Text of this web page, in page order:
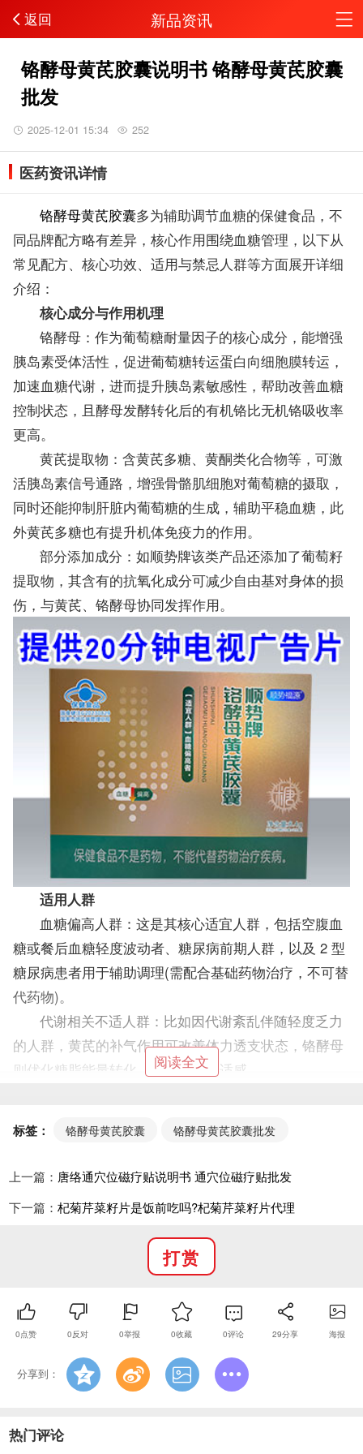
返回 新品资讯
铬酵母黄芪胶囊说明书 铬酵母黄芪胶囊
批发
2025-12-01 15:34 252
医药资讯详情
铬酵母黄芪胶囊多为辅助调节血糖的保健食品，不
同品牌配方略有差异，核心作用围绕血糖管理，以下从
常见配方、核心功效、适用与禁忌人群等方面展开详细
介绍：
核心成分与作用机理
铬酵母：作为葡萄糖耐量因子的核心成分，能增强
胰岛素受体活性，促进葡萄糖转运蛋白向细胞膜转运，
加速血糖代谢，进而提升胰岛素敏感性，帮助改善血糖
控制状态，且酵母发酵转化后的有机铬比无机铬吸收率
更高。
黄芪提取物：含黄芪多糖、黄酮类化合物等，可激
活胰岛素信号通路，增强骨骼肌细胞对葡萄糖的摄取，
同时还能抑制肝脏内葡萄糖的生成，辅助平稳血糖，此
外黄芪多糖也有提升机体免疫力的作用。
部分添加成分：如顺势牌该类产品还添加了葡萄籽
提取物，其含有的抗氧化成分可减少自由基对身体的损
伤，与黄芪、铬酵母协同发挥作用。
适用人群
血糖偏高人群：这是其核心适宜人群，包括空腹血
糖或餐后血糖轻度波动者、糖尿病前期人群，以及 2 型
糖尿病患者用于辅助调理(需配合基础药物治疗，不可替
代药物)。
代谢相关不适人群：比如因代谢紊乱伴随轻度乏力
的人群，黄芪的补气作用可改善体力透支状态，铬酵母
则优化糖脂能量转化，缓解相关不适感。
不适宜人群，一方面这类人群生理状态特殊，另一方面
相关成分对其安全性研究不足，避免引发健康风险。
物，血糖异常人群需遵循医生建议，搭配合理饮食和规
律运动控制血糖;若同时服用其他含铬营养素的产品，需
注意总量不超过推荐量，避免铬摄入过量;对产品中任一
阅读全文
标签： 铬酵母黄芪胶囊 铬酵母黄芪胶囊批发
上一篇： 唐络通穴位磁疗贴说明书 通穴位磁疗贴批发
下一篇： 杞菊芹菜籽片是饭前吃吗?杞菊芹菜籽片代理
打赏
0点赞 0反对 0举报 0收藏 0评论 29分享 海报
分享到：
热门评论